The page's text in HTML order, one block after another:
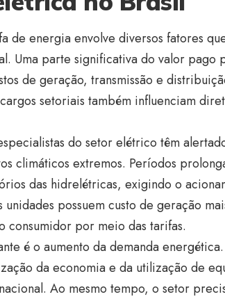
de energia envolve diversos fatores
Uma parte significativa do valor pago
de geração, transmissão e
setoriais também influenciam
do setor elétrico têm
climáticos extremos. Períodos
das hidrelétricas, exigindo o
unidades possuem custo de geração
consumidor por meio das tarifas.
é o aumento da demanda
da economia e da utilização de
Ao mesmo tempo, o setor